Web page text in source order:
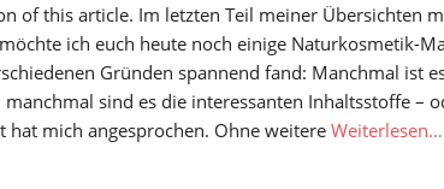
of this article. Im letzten Teil meiner Übersichten
ich euch heute noch einige Naturkosmetik-
Gründen spannend fand: Manchmal ist
sind es die interessanten Inhaltsstoffe –
mich angesprochen. Ohne weitere Weiterlesen…